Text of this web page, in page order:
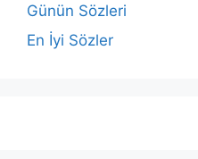
Günün Sözleri
En İyi Sözler